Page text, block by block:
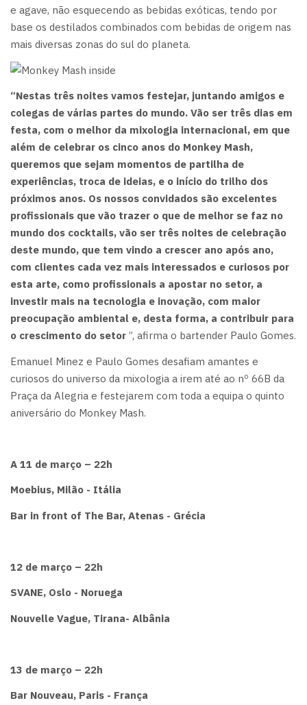
e agave, não esquecendo as bebidas exóticas, tendo por
base os destilados combinados com bebidas de origem nas
mais diversas zonas do sul do planeta.
“Nestas três noites vamos festejar, juntando amigos e
colegas de várias partes do mundo. Vão ser três dias em
festa, com o melhor da mixologia internacional, em que
além de celebrar os cinco anos do Monkey Mash,
queremos que sejam momentos de partilha de
experiências, troca de ideias, e o início do trilho dos
próximos anos. Os nossos convidados são excelentes
profissionais que vão trazer o que de melhor se faz no
mundo dos cocktails, vão ser três noites de celebração
deste mundo, que tem vindo a crescer ano após ano,
com clientes cada vez mais interessados e curiosos por
esta arte, como profissionais a apostar no setor, a
investir mais na tecnologia e inovação, com maior
preocupação ambiental e, desta forma, a contribuir para
o crescimento do setor ”, afirma o bartender Paulo Gomes.
Emanuel Minez e Paulo Gomes desafiam amantes e
curiosos do universo da mixologia a irem até ao nº 66B da
Praça da Alegria e festejarem com toda a equipa o quinto
aniversário do Monkey Mash.
A 11 de março – 22h
Moebius, Milão - Itália
Bar in front of The Bar, Atenas - Grécia
12 de março – 22h
SVANE, Oslo - Noruega
Nouvelle Vague, Tirana- Albânia
13 de março – 22h
Bar Nouveau, Paris - França